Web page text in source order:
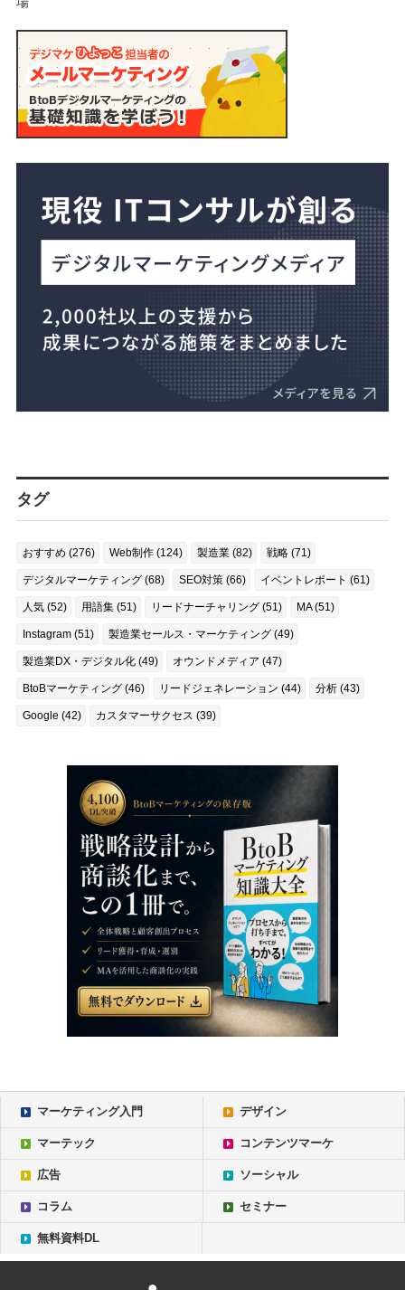
タグ
おすすめ (276) Web制作 (124) 製造業 (82) 戦略 (71)
デジタルマーケティング (68) SEO対策 (66) イベントレポート (61)
人気 (52) 用語集 (51) リードナーチャリング (51) MA (51)
Instagram (51) 製造業セールス・マーケティング (49)
製造業DX・デジタル化 (49) オウンドメディア (47)
BtoBマーケティング (46) リードジェネレーション (44) 分析 (43)
Google (42) カスタマーサクセス (39)
マーケティング入門 デザイン
マーテック コンテンツマーケ
広告 ソーシャル
コラム セミナー
無料資料DL